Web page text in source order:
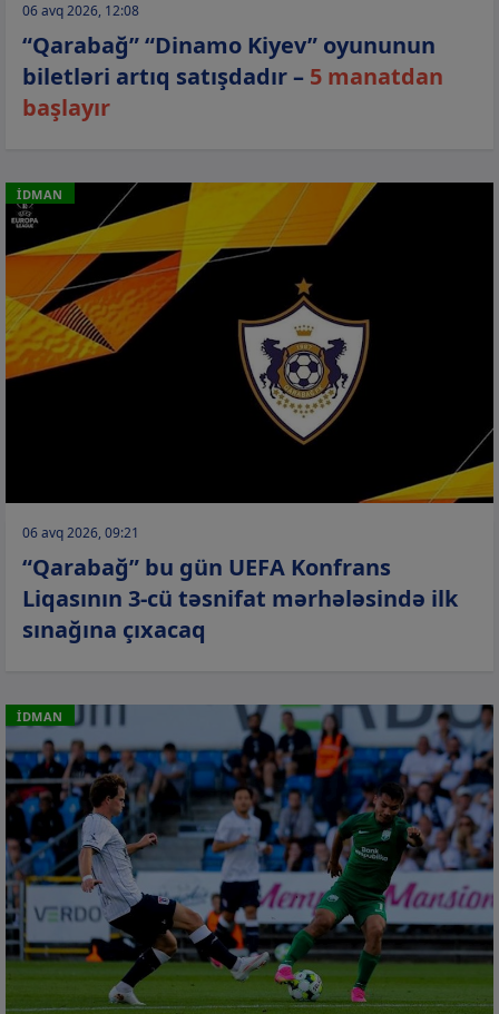
06 avq 2026, 12:08
“Qarabağ” “Dinamo Kiyev” oyununun
biletləri artıq satışdadır – 5 manatdan
başlayır
İDMAN
06 avq 2026, 09:21
“Qarabağ” bu gün UEFA Konfrans
Liqasının 3-cü təsnifat mərhələsində ilk
sınağına çıxacaq
İDMAN